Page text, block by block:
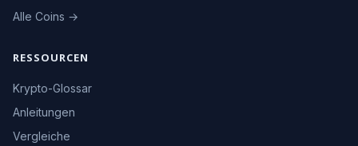
Alle Coins →
RESSOURCEN
Krypto-Glossar
Anleitungen
Vergleiche